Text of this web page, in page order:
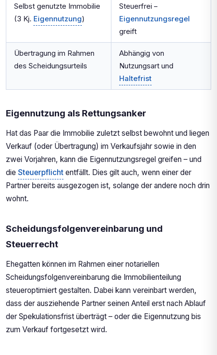
Selbst genutzte Immobilie
(3 Kj. Eigennutzung)
Steuerfrei –
Eigennutzungsregel
greift
Übertragung im Rahmen
des Scheidungsurteils
Abhängig von
Nutzungsart und
Haltefrist
Eigennutzung als Rettungsanker
Hat das Paar die Immobilie zuletzt selbst bewohnt und liegen
Verkauf (oder Übertragung) im Verkaufsjahr sowie in den
zwei Vorjahren, kann die Eigennutzungsregel greifen – und
die Steuerpflicht entfällt. Dies gilt auch, wenn einer der
Partner bereits ausgezogen ist, solange der andere noch drin
wohnt.
Scheidungsfolgenvereinbarung und
Steuerrecht
Ehegatten können im Rahmen einer notariellen
Scheidungsfolgenvereinbarung die Immobilienteilung
steueroptimiert gestalten. Dabei kann vereinbart werden,
dass der ausziehende Partner seinen Anteil erst nach Ablauf
der Spekulationsfrist überträgt – oder die Eigennutzung bis
zum Verkauf fortgesetzt wird.